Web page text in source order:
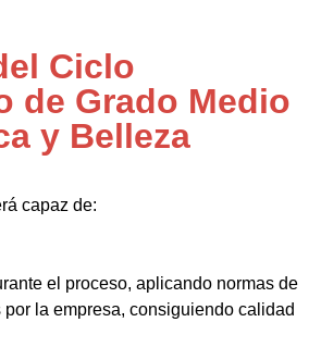
Ciclo
de Grado Medio
y Belleza
capaz de:
el proceso, aplicando normas de
la empresa, consiguiendo calidad